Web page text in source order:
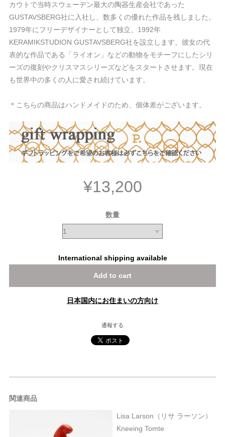
カウトで当時スウェーデン最大の陶器生産会社であった
GUSTAVSBERG社に入社し、数多くの優れた作品を残しました。
1979年にフリーデザイナーとして独立、1992年
KERAMIKSTUDION GUSTAVSBERG社を設立します。彼女の代
表的な作品である「ライオン」などの動物をモチーフにしたシリ
ーズの復刻やクリスマスシリーズなどをスタートさせます。現在
も世界中の多くの人に愛され続けています。
＊こちらの商品はハンドメイドのため、個体差がございます。
¥13,200
数量
International shipping available
Add to cart
日本国内にお住まいの方向け
通報する
関連商品
Lisa Larson（リサ ラーソン）
Kneeing Tomte